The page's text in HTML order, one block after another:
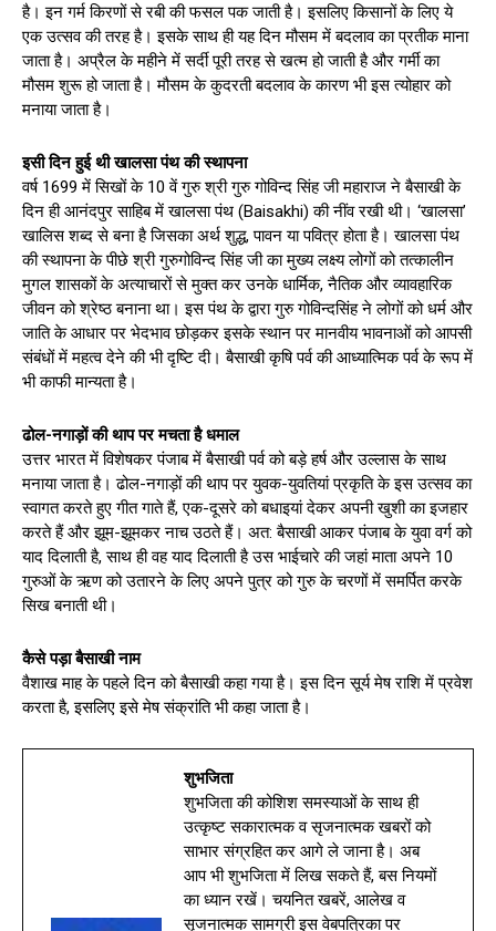
है। इन गर्म किरणों से रबी की फसल पक जाती है। इसलिए किसानों के लिए ये
एक उत्सव की तरह है। इसके साथ ही यह दिन मौसम में बदलाव का प्रतीक माना
जाता है। अप्रैल के महीने में सर्दी पूरी तरह से खत्म हो जाती है और गर्मी का
मौसम शुरू हो जाता है। मौसम के कुदरती बदलाव के कारण भी इस त्योहार को
मनाया जाता है।
इसी दिन हुई थी खालसा पंथ की स्थापना
वर्ष 1699 में सिखों के 10 वें गुरु श्री गुरु गोविन्द सिंह जी महाराज ने बैसाखी के
दिन ही आनंदपुर साहिब में खालसा पंथ (Baisakhi) की नींव रखी थी। ‘खालसा’
खालिस शब्द से बना है जिसका अर्थ शुद्ध, पावन या पवित्र होता है। खालसा पंथ
की स्थापना के पीछे श्री गुरुगोविन्द सिंह जी का मुख्य लक्ष्य लोगों को तत्कालीन
मुगल शासकों के अत्याचारों से मुक्त कर उनके धार्मिक, नैतिक और व्यावहारिक
जीवन को श्रेष्ठ बनाना था। इस पंथ के द्वारा गुरु गोविन्दसिंह ने लोगों को धर्म और
जाति के आधार पर भेदभाव छोड़कर इसके स्थान पर मानवीय भावनाओं को आपसी
संबंधों में महत्व देने की भी दृष्टि दी। बैसाखी कृषि पर्व की आध्यात्मिक पर्व के रूप में
भी काफी मान्यता है।
ढोल-नगाड़ों की थाप पर मचता है धमाल
उत्तर भारत में विशेषकर पंजाब में बैसाखी पर्व को बड़े हर्ष और उल्लास के साथ
मनाया जाता है। ढोल-नगाड़ों की थाप पर युवक-युवतियां प्रकृति के इस उत्सव का
स्वागत करते हुए गीत गाते हैं, एक-दूसरे को बधाइयां देकर अपनी खुशी का इजहार
करते हैं और झूम-झूमकर नाच उठते हैं। अत: बैसाखी आकर पंजाब के युवा वर्ग को
याद दिलाती है, साथ ही वह याद दिलाती है उस भाईचारे की जहां माता अपने 10
गुरुओं के ऋण को उतारने के लिए अपने पुत्र को गुरु के चरणों में समर्पित करके
सिख बनाती थी।
कैसे पड़ा बैसाखी नाम
वैशाख माह के पहले दिन को बैसाखी कहा गया है। इस दिन सूर्य मेष राशि में प्रवेश
करता है, इसलिए इसे मेष संक्रांति भी कहा जाता है।
शुभजिता
शुभजिता की कोशिश समस्याओं के साथ ही
उत्कृष्ट सकारात्मक व सृजनात्मक खबरों को
साभार संग्रहित कर आगे ले जाना है। अब
आप भी शुभजिता में लिख सकते हैं, बस नियमों
का ध्यान रखें। चयनित खबरें, आलेख व
सृजनात्मक सामग्री इस वेबपत्रिका पर